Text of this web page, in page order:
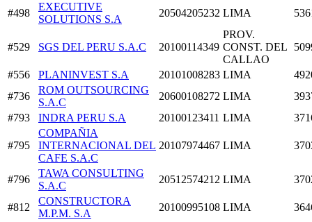
#498
EXECUTIVE
SOLUTIONS S.A
20504205232 LIMA
#529 SGS DEL PERU S.A.C 20100114349
PROV.
CONST. DEL
CALLAO
#556 PLANINVEST S.A 20101008283 LIMA
#736
ROM OUTSOURCING
S.A.C
20600108272 LIMA
#793
INDRA PERU S.A 20100123411 LIMA
#795
COMPAÑIA
INTERNACIONAL DEL
CAFE S.A.C
20107974467 LIMA
#796
TAWA CONSULTING
S.A.C
20512574212 LIMA
#812
CONSTRUCTORA
M.P.M. S.A
20100995108 LIMA